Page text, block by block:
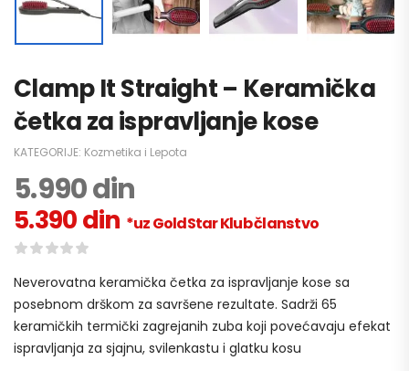
Clamp It Straight – Keramička
četka za ispravljanje kose
KATEGORIJE: Kozmetika i Lepota
5.990din
5.390din *uz GoldStar Klub članstvo
Neverovatna keramička četka za ispravljanje kose sa
posebnom drškom za savršene rezultate. Sadrži 65
keramičkih termički zagrejanih zuba koji povećavaju efekat
ispravljanja za sjajnu, svilenkastu i glatku kosu